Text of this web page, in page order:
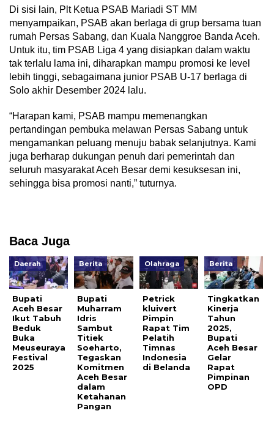
Di sisi lain, Plt Ketua PSAB Mariadi ST MM
menyampaikan, PSAB akan berlaga di grup bersama tuan
rumah Persas Sabang, dan Kuala Nanggroe Banda Aceh.
Untuk itu, tim PSAB Liga 4 yang disiapkan dalam waktu
tak terlalu lama ini, diharapkan mampu promosi ke level
lebih tinggi, sebagaimana junior PSAB U-17 berlaga di
Solo akhir Desember 2024 lalu.
“Harapan kami, PSAB mampu memenangkan
pertandingan pembuka melawan Persas Sabang untuk
mengamankan peluang menuju babak selanjutnya. Kami
juga berharap dukungan penuh dari pemerintah dan
seluruh masyarakat Aceh Besar demi kesuksesan ini,
sehingga bisa promosi nanti,” tuturnya.
Baca Juga
Daerah
Bupati
Aceh Besar
Ikut Tabuh
Beduk
Buka
Meuseuraya
Festival
2025
Berita
Bupati
Muharram
Idris
Sambut
Titiek
Soeharto,
Tegaskan
Komitmen
Aceh Besar
dalam
Ketahanan
Pangan
Olahraga
Petrick
kluivert
Pimpin
Rapat Tim
Pelatih
Timnas
Indonesia
di Belanda
Berita
Tingkatkan
Kinerja
Tahun
2025,
Bupati
Aceh Besar
Gelar
Rapat
Pimpinan
OPD